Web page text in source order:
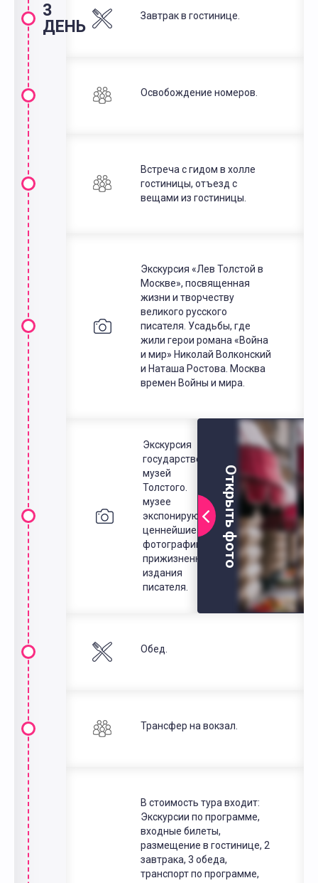
3
ДЕНЬ
Завтрак в гостинице.
Освобождение номеров.
Встреча с гидом в холле
гостиницы, отъезд с
вещами из гостиницы.
Экскурсия «Лев Толстой в
Москве», посвященная
жизни и творчеству
великого русского
писателя. Усадьбы, где
жили герои романа «Война
и мир» Николай Волконский
и Наташа Ростова. Москва
времен Войны и мира.
Экскурсия в
государственный
музей Л.Н.
Толстого. В
музее
экспонируются
ценнейшие
фотографии,
прижизненные
издания
писателя.
Открыть фото
Обед.
Трансфер на вокзал.
В стоимость тура входит:
Экскурсии по программе,
входные билеты,
размещение в гостинице, 2
завтрака, 3 обеда,
транспорт по программе,